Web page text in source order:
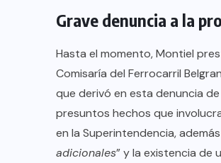
Grave denuncia a la
Hasta el momento, Montiel
Comisaría del Ferrocarril
que derivó en esta denuncia
presuntos hechos que
en la Superintendencia,
adicionales” y la existencia de